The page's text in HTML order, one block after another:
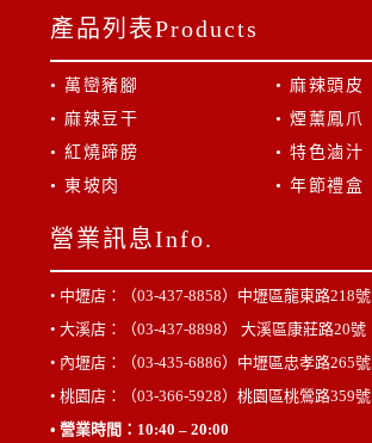
產品列表Products
• 萬巒豬腳
• 麻辣豆干
• 紅燒蹄膀
• 東坡肉
• 麻辣頭皮
• 煙薰鳳爪
• 特色滷汁
• 年節禮盒
營業訊息Info.
• 中壢店：（03-437-8858） 中壢區龍東路218號
• 大溪店：（03-437-8898）大溪區康莊路20號
• 內壢店：（03-435-6886） 中壢區忠孝路265號
• 桃園店：（03-366-5928）桃園區桃鶯路359號
• 營業時間：10:40 – 20:00